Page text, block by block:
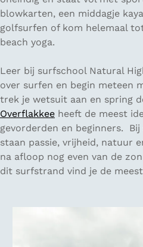
blowkarten, een middagje
golfsurfen of kom helemaal
beach yoga.
Leer bij surfschool Natural
over surfen en begin meteen
trek je wetsuit aan en spring
Overflakkee heeft de meest
gevorderden en beginners.
staan passie, vrijheid, natuur
na afloop nog even van de
dit surfstrand vind je de